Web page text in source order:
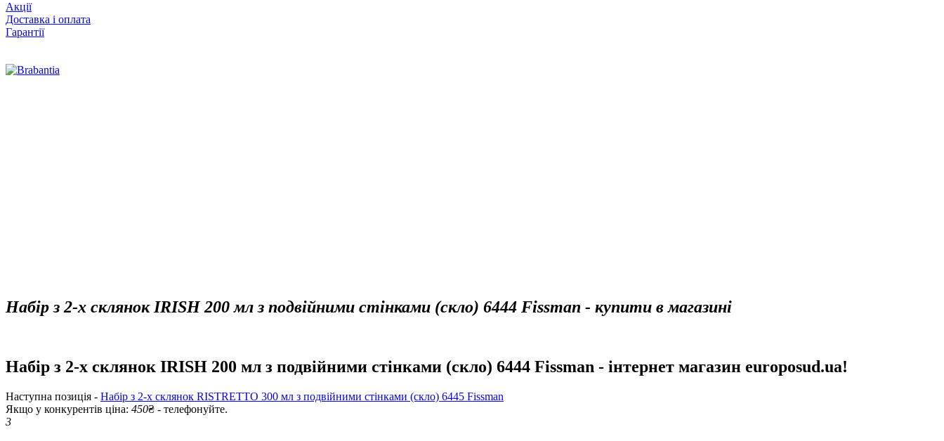
Акції
Доставка і оплата
Гарантії
Набір з 2-х склянок IRISH 200 мл з подвійними стінками (скло) 6444 Fissman - купити в магазині
Набір з 2-х склянок IRISH 200 мл з подвійними стінками (скло) 6444 Fissman - інтернет магазин europosud.ua!
Наступна позиція - Набір з 2-х склянок RISTRETTO 300 мл з подвійними стінками (скло) 6445 Fissman
Якщо у конкурентів ціна: 450₴ - телефонуйте.
3